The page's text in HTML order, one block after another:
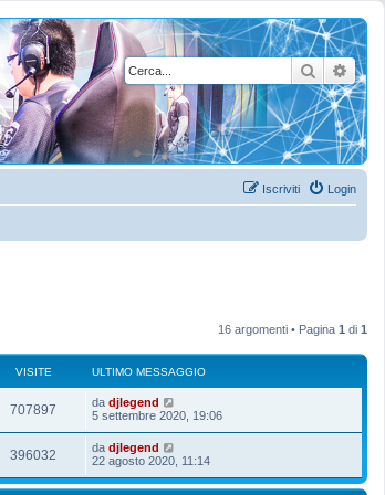
Cerca
Login
Iscriviti
16 argomenti • Pagina 1 di 1
VISITE ULTIMO MESSAGGIO
707897
i
U
l
m
o
m
da djlegend
5 settembre 2020, 19:06
396032
i
U
l
i
da djlegend
22 agosto 2020, 11:14